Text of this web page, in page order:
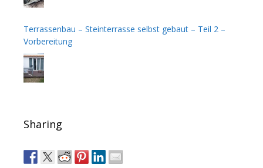
Terrassenbau – Steinterrasse selbst gebaut – Teil 2 –
Vorbereitung
Sharing